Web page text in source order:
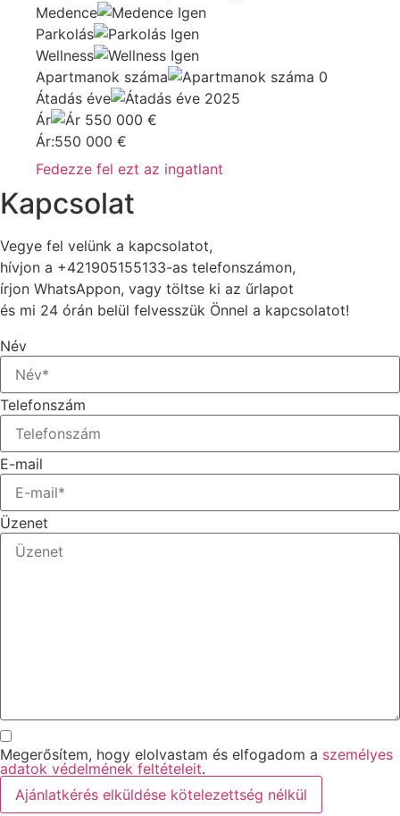
Medence
Igen
Parkolás
Igen
Wellness
Igen
Apartmanok száma
0
Átadás éve
2025
Ár
550 000 €
Ár:550 000 €
Fedezze fel ezt az ingatlant
Kapcsolat
Vegye fel velünk a kapcsolatot,
hívjon a +421905155133-as telefonszámon,
írjon WhatsAppon, vagy töltse ki az űrlapot
és mi 24 órán belül felvesszük Önnel a kapcsolatot!
Név
Telefonszám
E-mail
Üzenet
Megerősítem, hogy elolvastam és elfogadom a személyes
adatok védelmének feltételeit.
Ajánlatkérés elküldése kötelezettség nélkül